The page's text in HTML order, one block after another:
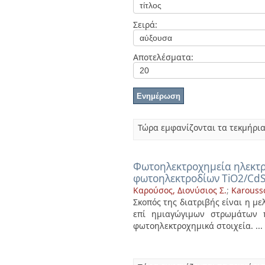
Σειρά:
Αποτελέσματα:
Τώρα εμφανίζονται τα
Φωτοηλεκτροχημεία
φωτοηλεκτροδίων TiO2/
Καρούσος, Διονύσιος Σ.;
Σκοπός της διατριβής είναι η
επί ημιαγώγιμων στρωμάτων
φωτοηλεκτροχημικά στοιχεία. ...